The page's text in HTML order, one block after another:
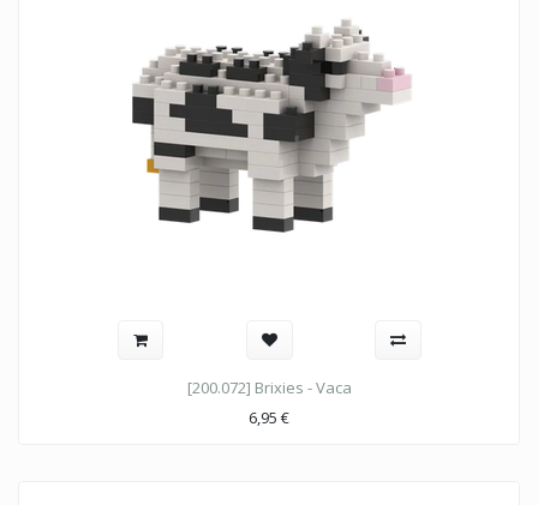
[200.072] Brixies - Vaca
6,95 €